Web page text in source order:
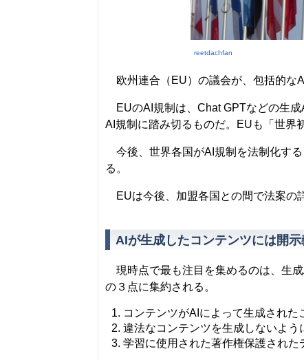
reetdachfan
欧州連合（EU）の議会が、包括的な
EUのAI規制は、Chat GPTなどの生成
AI規制に踏み切るものだ。EUも「世界
今後、世界各国がAI規制を法制化す
る。
EUは今後、加盟各国との間で法案の
AIが生成したコンテンツには開示
現時点で最も注目を集めるのは、生
の３点に集約される。
コンテンツがAIによって生成された
違法なコンテンツを生成しないよう
学習に使用された著作権保護された